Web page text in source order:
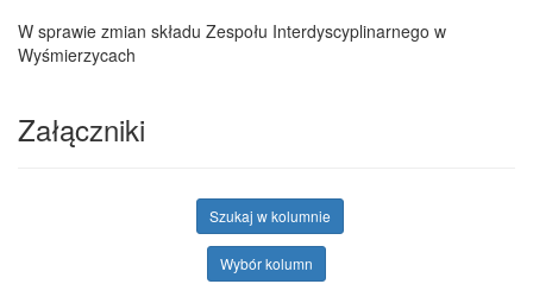
W sprawie zmian składu Zespołu Interdyscyplinarnego w
Wyśmierzycach
Załączniki
Szukaj w kolumnie
Wybór kolumn